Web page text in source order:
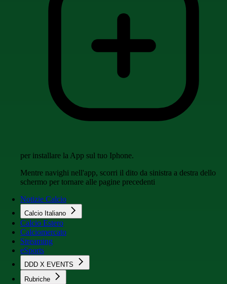
per installare la App sul tuo Iphone.
Mentre navighi nell'app, scorri il dito da sinistra a destra dello
schermo per tornare alle pagine precedenti
Notizie Calcio
Calcio Italiano
Calcio Estero
Calciomercato
Streaming
eSports
DDD X EVENTS
Rubriche